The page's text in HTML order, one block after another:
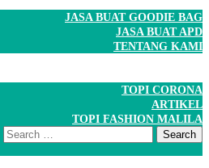
JASA BUAT GOODIE BAG
JASA BUAT APD
TENTANG KAMI
TOPI CORONA
ARTIKEL
TOPI FASHION MALILA